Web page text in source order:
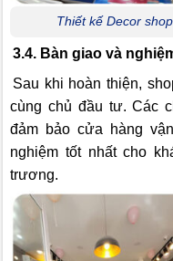
Thiết kế Decor
3.4. Bàn giao và
Sau khi hoàn thiện,
cùng chủ đầu tư. Các
đảm bảo cửa hàng
nghiệm tốt nhất cho
trương.